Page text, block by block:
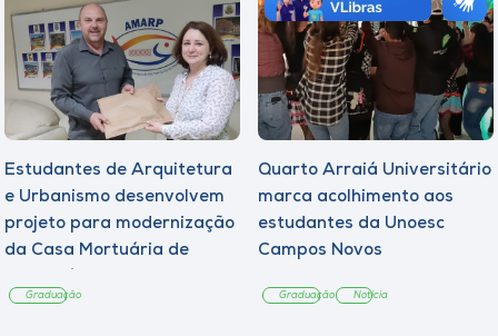
Estudantes de Arquitetura
e Urbanismo desenvolvem
projeto para modernização
da Casa Mortuária de
Graduação
Quarto Arraiá Universitário
marca acolhimento aos
estudantes da Unoesc
Campos Novos
Graduação Notícia